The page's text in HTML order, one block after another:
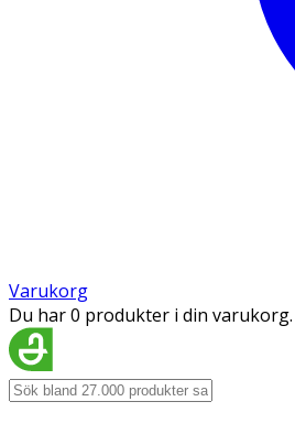
Varukorg
Du har 0 produkter i din varukorg.